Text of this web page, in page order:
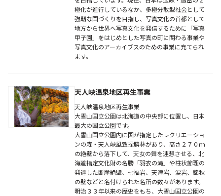
極化が進行しているなか、多極分散型社会として
強靭な国づくりを目指し、写真文化の首都として
地方から世界へ写真文化を発信するために「写真
甲子園」をはじめとした写真の町に関わる事業や
写真文化のアーカイブスのための事業に充てられ
ます。
天人峡温泉地区再生事業
天人峡温泉地区再生事業
大雪山国立公園は北海道の中央部に位置し、日本
最大の国立公園です。
大雪山国立公園内に国が指定したレクリエーショ
ンの森・天人峡風致探勝林があり、高さ２７０ｍ
の絶壁から落下して、天女の舞を連想させる、北
海道指定文化財の名勝「羽衣の滝」や柱状節理の
発達した断崖絶壁、七福岩、天津岩、涙岩、錦秋
の壁などと名付けられた名所の数々があります。
明治３３年以来の歴史をもち、大雪山国立公園の